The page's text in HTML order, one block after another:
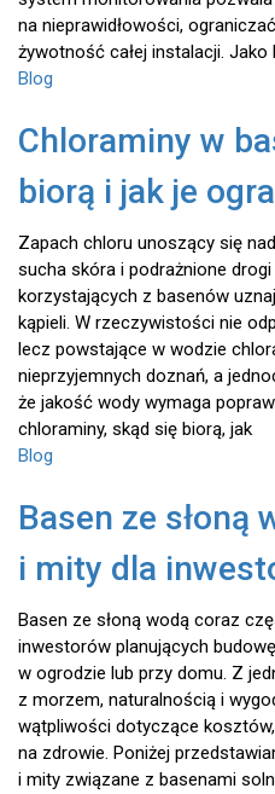
na nieprawidłowości,
żywotność całej instalacji. Jako
Blog
Chloraminy w
biorą i jak je
Zapach chloru unoszący się
sucha skóra i podrażnione
korzystających z basenów
kąpieli. W rzeczywistości nie
lecz powstające w wodzie
nieprzyjemnych doznań, a
że jakość wody wymaga
chloraminy, skąd się biorą, jak
Blog
Basen ze słoną
i mity dla
Basen ze słoną wodą coraz
inwestorów planujących
w ogrodzie lub przy domu. Z
z morzem, naturalnością i
wątpliwości dotyczące
na zdrowie. Poniżej
i mity związane z basenami